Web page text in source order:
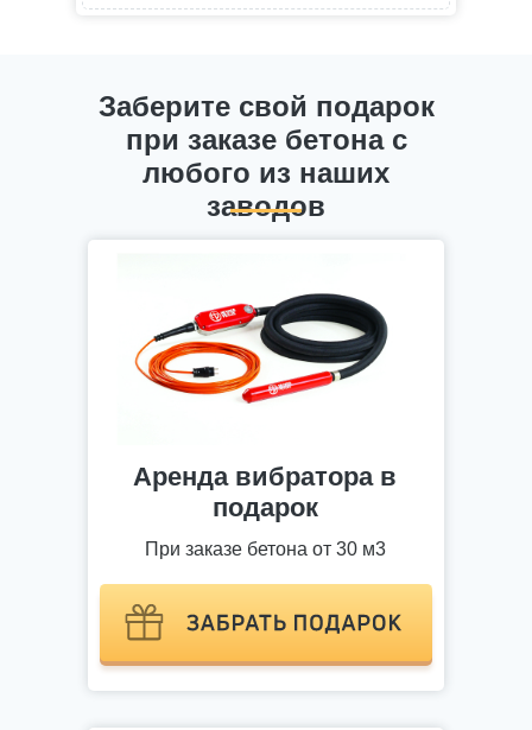
Заберите свой подарок
при заказе бетона с
любого из наших
заводов
При заказе бетона от 30 м3
Аренда вибратора в
подарок